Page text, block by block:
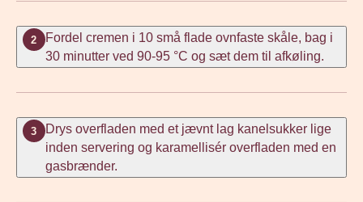
2
Fordel cremen i 10 små flade ovnfaste skåle, bag i
30 minutter ved 90-95 °C og sæt dem til afkøling.
3
Drys overfladen med et jævnt lag kanelsukker lige
inden servering og karamellisér overfladen med en
gasbrænder.